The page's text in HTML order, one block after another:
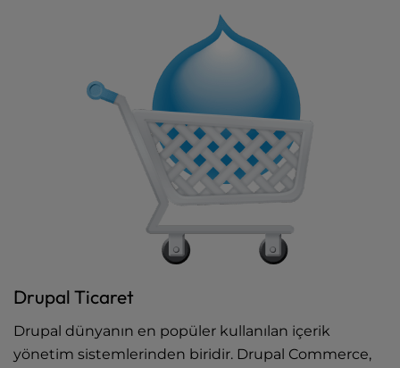
Drupal Ticaret
Drupal dünyanın en popüler kullanılan içerik
yönetim sistemlerinden biridir. Drupal Commerce,